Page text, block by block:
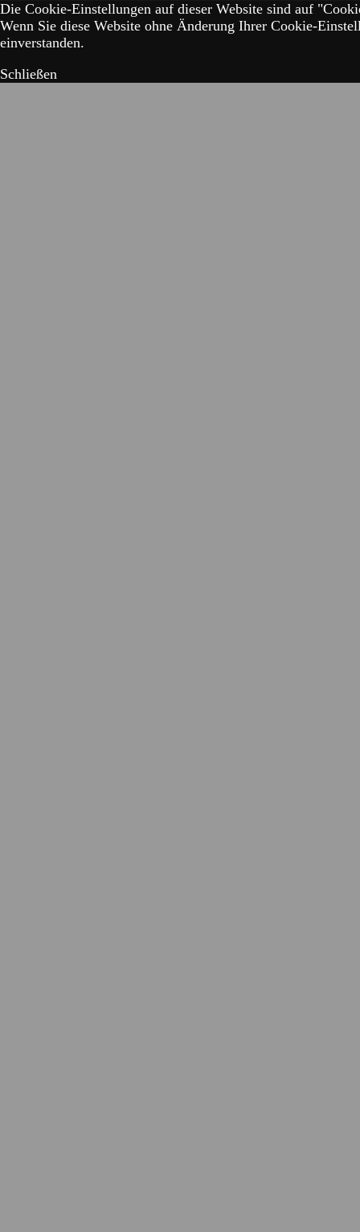
Die Cookie-Einstellungen auf dieser Website sind auf
Wenn Sie diese Website ohne Änderung Ihrer Cookie-
einverstanden.
Schließen